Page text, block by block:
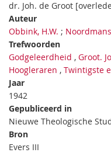
dr. Joh. de Groot
Auteur
Obbink, H.W. ;
Trefwoorden
Godgeleerdheid , Groot.
Hoogleraren , Twintigste
Jaar
1942
Gepubliceerd in
Nieuwe Theologische
Bron
Evers III